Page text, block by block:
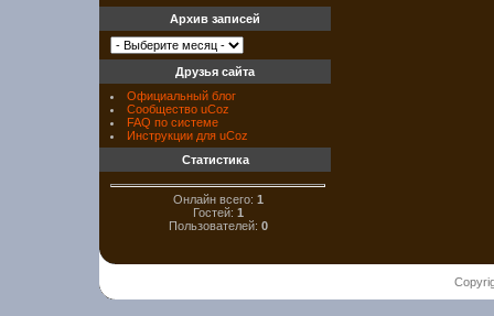
Архив записей
Друзья сайта
Официальный блог
Сообщество uCoz
FAQ по системе
Инструкции для uCoz
Статистика
Онлайн всего: 1
Гостей: 1
Пользователей: 0